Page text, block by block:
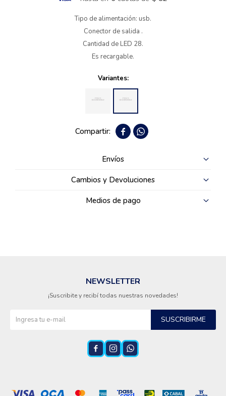
Tipo de alimentación: usb.
Conector de salida .
Cantidad de LED 28.
Es recargable.
Variantes:
 
Envíos
Cambios y Devoluciones
Medios de pago
NEWSLETTER
¡Suscribite y recibí todas nuestras novedades!
SUSCRIBIRME
  